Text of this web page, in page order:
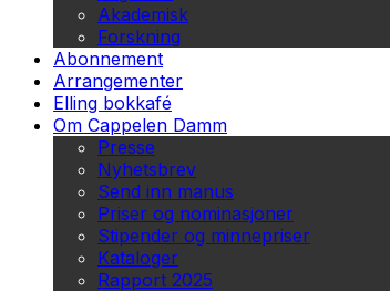
Akademisk
Forskning
Abonnement
Arrangementer
Elling bokkafé
Om Cappelen Damm
Presse
Nyhetsbrev
Send inn manus
Priser og nominasjoner
Stipender og minnepriser
Kataloger
Rapport 2025